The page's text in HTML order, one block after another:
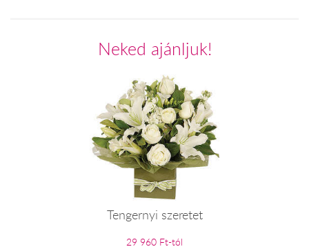
Neked ajánljuk!
Tengernyi szeretet
29 960 Ft-tól